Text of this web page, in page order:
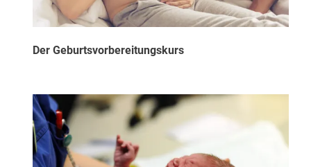
Der Geburtsvorbereitungskurs